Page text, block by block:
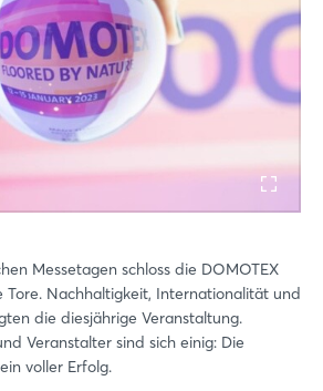
Messetagen schloss die DOMOTEX
Tore. Nachhaltigkeit, Internationalität und
die diesjährige Veranstaltung.
Veranstalter sind sich einig: Die
voller Erfolg.